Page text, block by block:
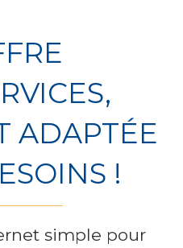
ADAPTÉE
!
simple pour